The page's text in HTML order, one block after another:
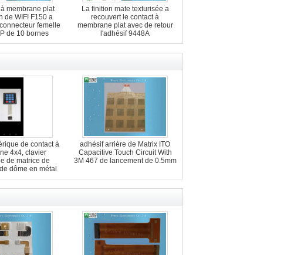
membrane plat
de WIFI F150 a
femelle
de 10 bornes
La finition mate texturisée a
recouvert le contact à
membrane plat avec de retour
l'adhésif 9448A
de contact à
4x4, clavier
de matrice de
dôme en métal
adhésif arrière de Matrix ITO
Capacitive Touch Circuit With
3M 467 de lancement de 0.5mm